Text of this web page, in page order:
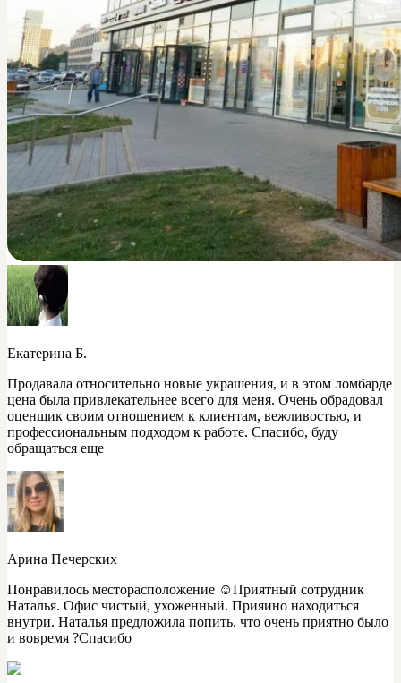
Екатерина Б.
Продавала относительно новые украшения, и в этом ломбарде
цена была привлекательнее всего для меня. Очень обрадовал
оценщик своим отношением к клиентам, вежливостью, и
профессиональным подходом к работе. Спасибо, буду
обращаться еще
Арина Печерских
Понравилось месторасположение ☺️Приятный сотрудник
Наталья. Офис чистый, ухоженный. Прияино находиться
внутри. Наталья предложила попить, что очень приятно было
и вовремя ?Спасибо